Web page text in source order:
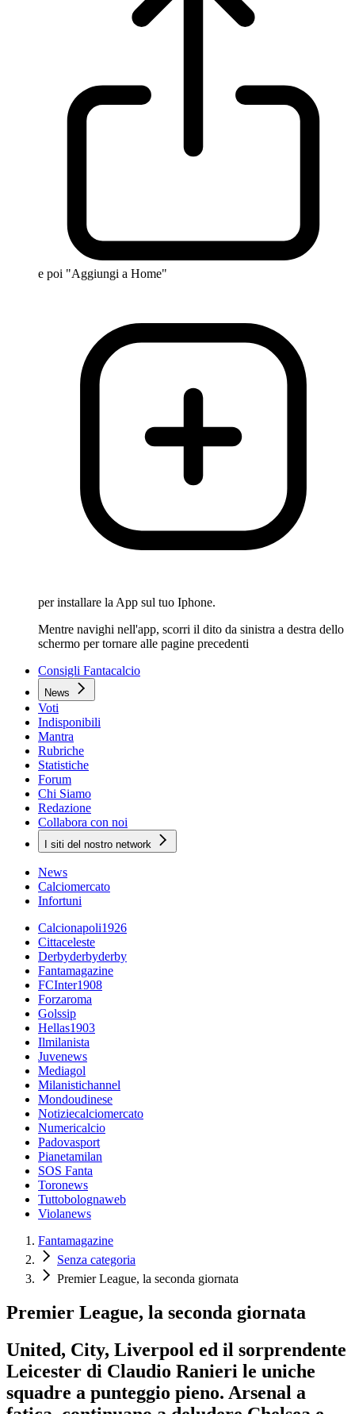
e poi "Aggiungi a Home"
per installare la App sul tuo Iphone.
Mentre navighi nell'app, scorri il dito da sinistra a destra dello
schermo per tornare alle pagine precedenti
Consigli Fantacalcio
News
Voti
Indisponibili
Mantra
Rubriche
Statistiche
Forum
Chi Siamo
Redazione
Collabora con noi
I siti del nostro network
News
Calciomercato
Infortuni
Calcionapoli1926
Cittaceleste
Derbyderbyderby
Fantamagazine
FCInter1908
Forzaroma
Golssip
Hellas1903
Ilmilanista
Juvenews
Mediagol
Milanistichannel
Mondoudinese
Notiziecalciomercato
Numericalcio
Padovasport
Pianetamilan
SOS Fanta
Toronews
Tuttobolognaweb
Violanews
Fantamagazine
Senza categoria
Premier League, la seconda giornata
Premier League, la seconda giornata
United, City, Liverpool ed il sorprendente
Leicester di Claudio Ranieri le uniche
squadre a punteggio pieno. Arsenal a